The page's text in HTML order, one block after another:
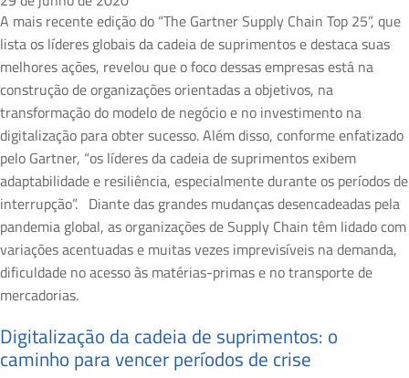
A mais recente edição do “The Gartner Supply Chain Top 25”, que
lista os líderes globais da cadeia de suprimentos e destaca suas
melhores ações, revelou que o foco dessas empresas está na
construção de organizações orientadas a objetivos, na
transformação do modelo de negócio e no investimento na
digitalização para obter sucesso. Além disso, conforme enfatizado
pelo Gartner, “os líderes da cadeia de suprimentos exibem
adaptabilidade e resiliência, especialmente durante os períodos de
interrupção”. Diante das grandes mudanças desencadeadas pela
pandemia global, as organizações de Supply Chain têm lidado com
variações acentuadas e muitas vezes imprevisíveis na demanda,
dificuldade no acesso às matérias-primas e no transporte de
mercadorias.
Digitalização da cadeia de suprimentos: o
caminho para vencer períodos de crise